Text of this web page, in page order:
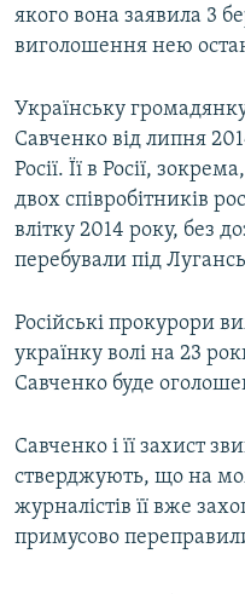
якого вона заявила 3
виголошення нею
Українську
Савченко від липня
Росії. Її в Росії,
двох співробітників
влітку 2014 року, без
перебували під
Російські прокурори
українку волі на 23
Савченко буде
Савченко і її захист
стверджують, що на
журналістів її вже
примусово переправили